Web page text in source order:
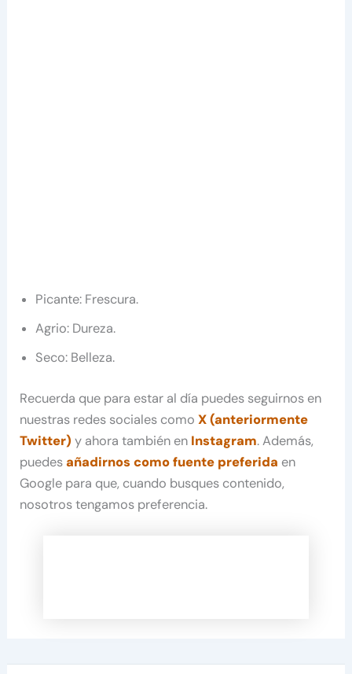
Picante: Frescura.
Agrio: Dureza.
Seco: Belleza.
Recuerda que para estar al día puedes seguirnos en
nuestras redes sociales comoX (anteriormente
Twitter) y ahora también en Instagram. Además,
puedesañadirnos como fuente preferida en
Google para que, cuando busques contenido,
nosotros tengamos preferencia.